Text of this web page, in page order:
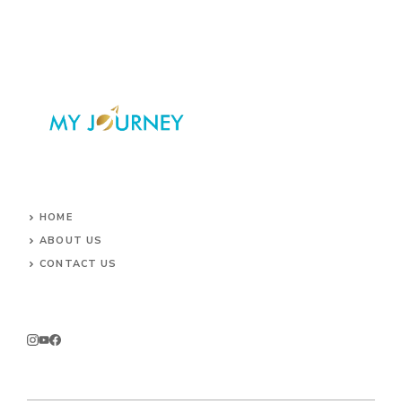
HOME
ABOUT US
CONTACT US